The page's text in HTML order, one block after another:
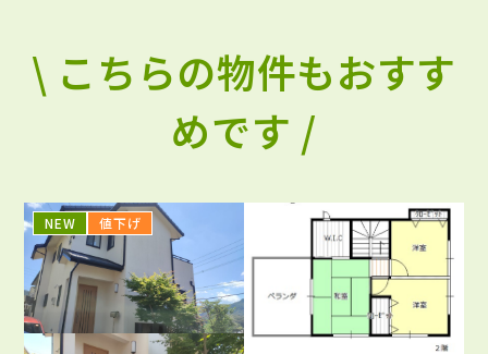
\ こちらの物件もおすす
めです /
NEW 値下げ